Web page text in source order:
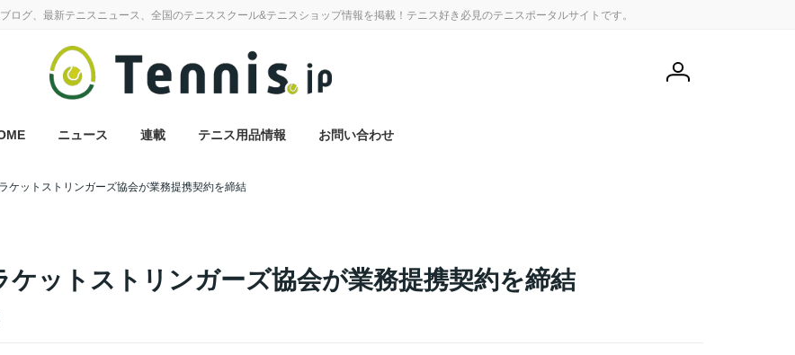
ログ、最新テニスニュース、全国のテニススクール&テニスショップ情報を掲載！テニス好き必見のテニスポータルサイトです。
会
ニュース 連載 テニス用品情報 お問い合わせ
ケットストリンガーズ協会が業務提携契約を締結
ケットストリンガーズ協会が業務提携契約を締結